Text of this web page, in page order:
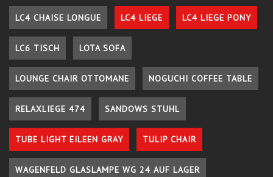
LC4 CHAISE LONGUE LC4 LIEGE LC4 LIEGE PONY
LC6 TISCH LOTA SOFA
LOUNGE CHAIR OTTOMANE NOGUCHI COFFEE TABLE
RELAXLIEGE 474 SANDOWS STUHL
TUBE LIGHT EILEEN GRAY TULIP CHAIR
WAGENFELD GLASLAMPE WG 24 AUF LAGER